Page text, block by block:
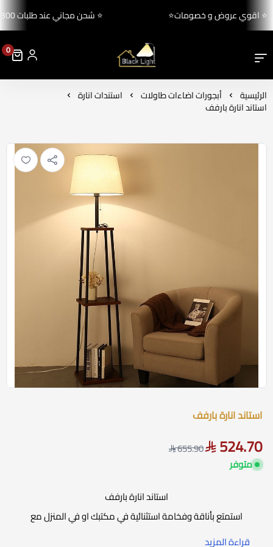
⭐ اقوي عروض و خصومات⭐ ⭐ شحن مجاني عند طلبات 300
بلاك لايت للإنارة والكهرباء
0
الرئيسية أبجورات اضاءات طاولات استندات انارة
استاند انارة بارفف
استاند انارة بارفف
524.70
655.90
متوفر
استاند انارة بارفف
استمتع بأناقة وفخامة استثنائية في مكتبك او في المنزل مع
استاند الإضاءة المكتبية بارفف انيقة باللونين الأسود والخشبي ،
قراءة المزيد